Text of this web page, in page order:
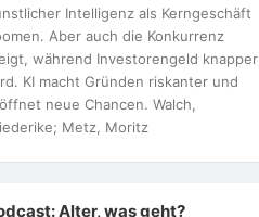
Intelligenz als Kerngeschäft
Aber auch die Konkurrenz
während Investorengeld knapper
KI macht Gründen riskanter und
neue Chancen. Walch,
Metz, Moritz
Alter, was geht?